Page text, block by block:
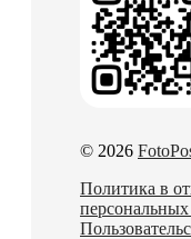
© 2026
Политика в